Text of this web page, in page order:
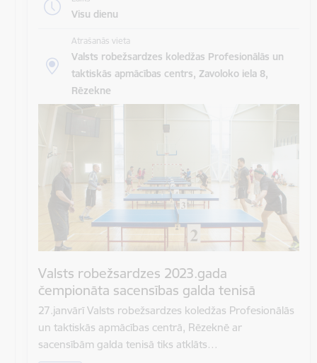
Visu dienu
Atrašanās vieta
Valsts robežsardzes koledžas Profesionālās un
taktiskās apmācības centrs, Zavoloko iela 8,
Rēzekne
Valsts robežsardzes 2023.gada
čempionāta sacensības galda tenisā
27.janvārī Valsts robežsardzes koledžas Profesionālās
un taktiskās apmācības centrā, Rēzeknē ar
sacensībām galda tenisā tiks atklāts…